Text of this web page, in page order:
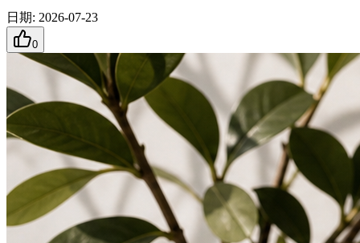
日期: 2026-07-23
0